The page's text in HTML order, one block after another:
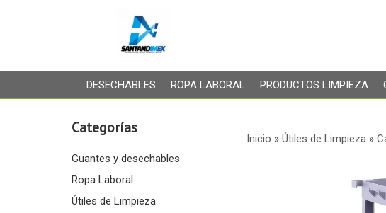
DESECHABLES ROPA LABORAL PRODUCTOS LIMPIEZA
Categorías
Guantes y desechables
Ropa Laboral
Útiles de Limpieza
Inicio » Útiles de Limpieza»